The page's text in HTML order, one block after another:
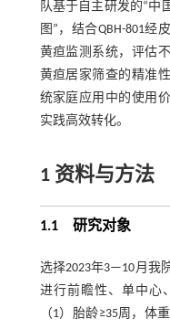
队基于自主研发的“中
图”，结合QBH-801经
黄疸监测系统，评估
黄疸居家筛查的精准
统家庭应用中的使用
实践高效转化。
1 资料与方法
1.1 研究对象
选择2023年3—10月我
进行前瞻性、单中心
（1）胎龄≥35周，体